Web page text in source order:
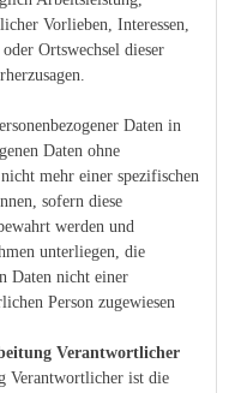
Vorlieben, Interessen,
Ortswechsel dieser
Daten in
Daten ohne
mehr einer spezifischen
sofern diese
werden und
unterliegen, die
Daten nicht einer
Person zugewiesen
Verantwortlicher
Verantwortlicher ist die